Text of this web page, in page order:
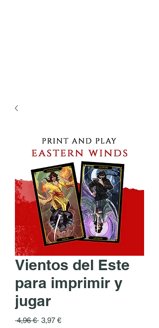
Vientos del Este
para imprimir y
jugar
4,96 € Precio
3,97 €Precio